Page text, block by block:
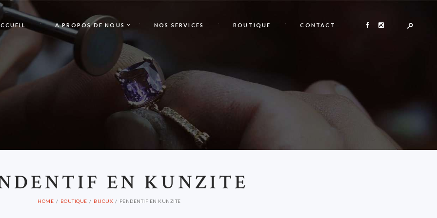
A PROPOS DE NOUS NOS SERVICES BOUTIQUE CONTACT
EN KUNZITE
HOME BOUTIQUE BIJOUX PENDENTIF EN KUNZITE